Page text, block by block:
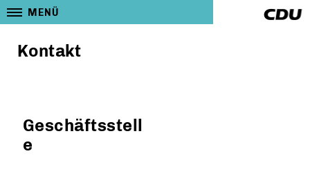
MENÜ
Kontakt
Geschäftsstell
e